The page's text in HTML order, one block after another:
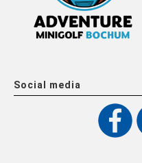
Social media